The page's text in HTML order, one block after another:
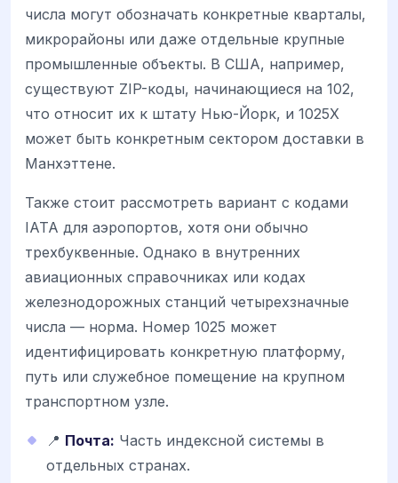
числа могут обозначать конкретные кварталы,
микрорайоны или даже отдельные крупные
промышленные объекты. В США, например,
существуют ZIP-коды, начинающиеся на 102,
что относит их к штату Нью-Йорк, и 1025X
может быть конкретным сектором доставки в
Манхэттене.
Также стоит рассмотреть вариант с кодами
IATA для аэропортов, хотя они обычно
трехбуквенные. Однако в внутренних
авиационных справочниках или кодах
железнодорожных станций четырехзначные
числа — норма. Номер 1025 может
идентифицировать конкретную платформу,
путь или служебное помещение на крупном
транспортном узле.
📍 Почта: Часть индексной системы в
отдельных странах.